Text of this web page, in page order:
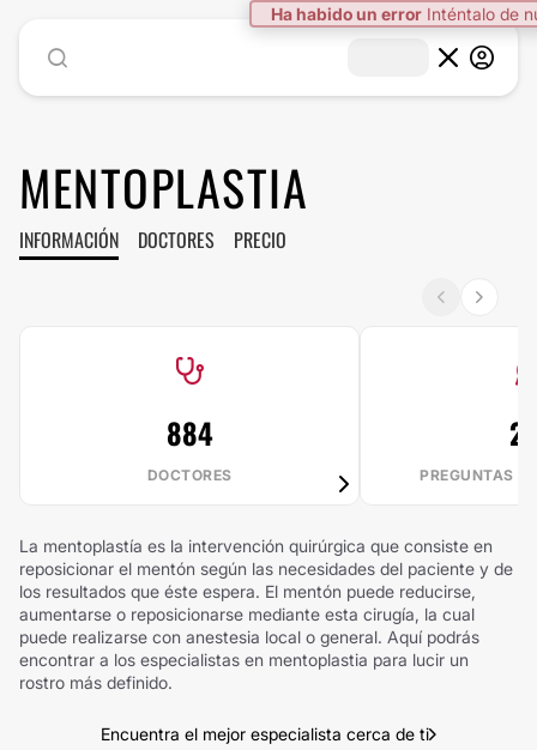
Ha habido un error Inténtalo de
MENTOPLASTIA
INFORMACIÓN DOCTORES PRECIO
884
DOCTORES PREGUNTAS
La mentoplastía es la intervención quirúrgica que consiste en
reposicionar el mentón según las necesidades del paciente y de
los resultados que éste espera. El mentón puede reducirse,
aumentarse o reposicionarse mediante esta cirugía, la cual
puede realizarse con anestesia local o general. Aquí podrás
encontrar a los especialistas en mentoplastia para lucir un
rostro más definido.
Encuentra el mejor especialista cerca de ti